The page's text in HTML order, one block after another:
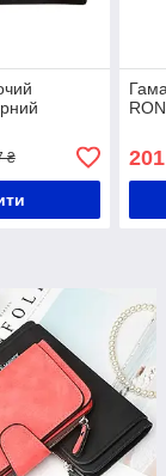
₴ 201